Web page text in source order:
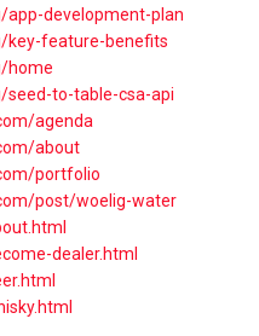
app-development-plan
key-feature-benefits
home
seed-to-table-csa-api
agenda
about
portfolio
post/woelig-water
dealer.html